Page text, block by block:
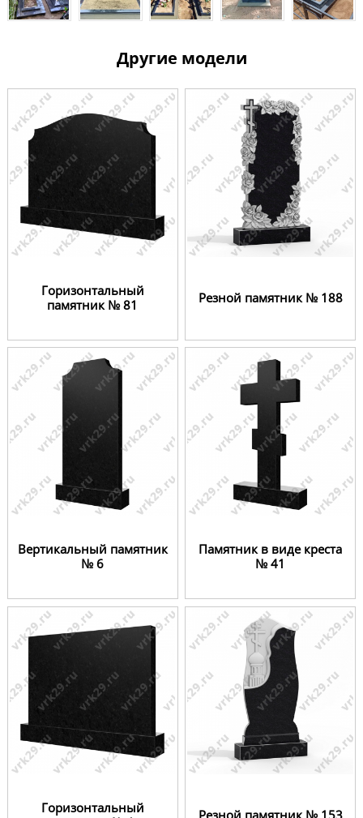
Другие модели
Горизонтальный
памятник № 81
Резной памятник № 188
Вертикальный памятник
№ 6
Памятник в виде креста
№ 41
Горизонтальный